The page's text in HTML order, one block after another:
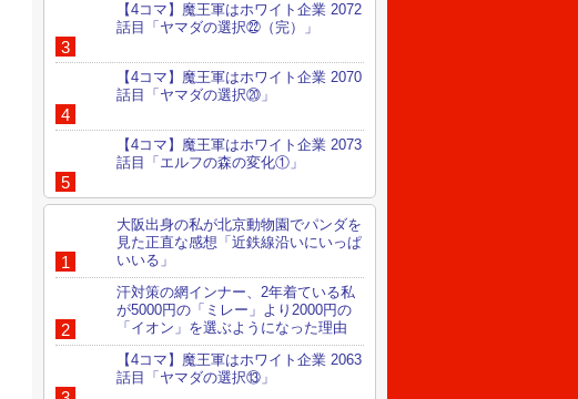
【4コマ】魔王軍はホワイト企業 2072
話目「ヤマダの選択㉒（完）」
【4コマ】魔王軍はホワイト企業 2070
話目「ヤマダの選択⑳」
【4コマ】魔王軍はホワイト企業 2073
話目「エルフの森の変化①」
大阪出身の私が北京動物園でパンダを
見た正直な感想「近鉄線沿いにいっぱ
いいる」
汗対策の網インナー、2年着ている私
が5000円の「ミレー」より2000円の
「イオン」を選ぶようになった理由
【4コマ】魔王軍はホワイト企業 2063
話目「ヤマダの選択⑬」